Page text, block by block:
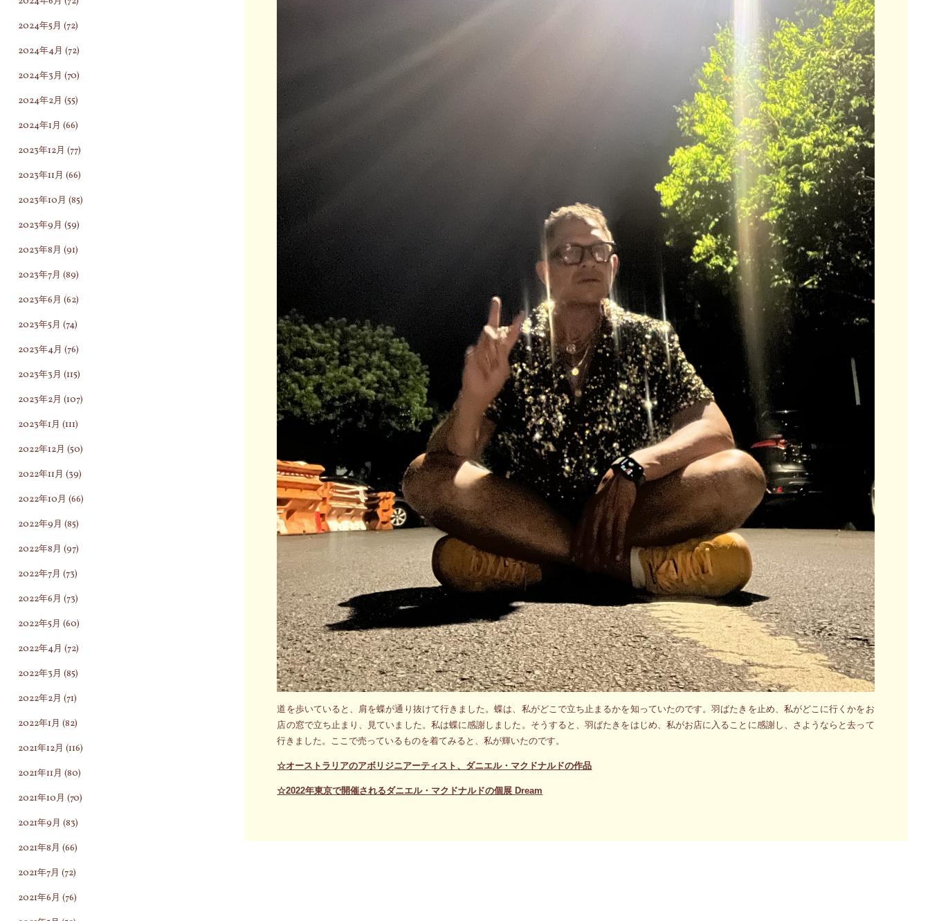
道を歩いていると、肩を蝶が通り抜けて行きました。蝶は、私がどこで立ち止まるかを知っていたのです。羽ばたきを止め、私がどこに行くかをお
店の窓で立ち止まり、見ていました。私は蝶に感謝しました。そうすると、羽ばたきをはじめ、私がお店に入ることに感謝し、さようならと去って
行きました。ここで売っているものを着てみると、私が輝いたのです。
☆オーストラリアのアボリジニアーティスト、ダニエル・マクドナルドの作品
☆2022年東京で開催されるダニエル・マクドナルドの個展 Dream
2024年5月 (72)
2024年4月 (72)
2024年3月 (70)
2024年2月 (55)
2024年1月 (66)
2023年12月 (77)
2023年11月 (66)
2023年10月 (85)
2023年9月 (59)
2023年8月 (91)
2023年7月 (89)
2023年6月 (62)
2023年5月 (74)
2023年4月 (76)
2023年3月 (115)
2023年2月 (107)
2023年1月 (111)
2022年12月 (50)
2022年11月 (39)
2022年10月 (66)
2022年9月 (85)
2022年8月 (97)
2022年7月 (73)
2022年6月 (73)
2022年5月 (60)
2022年4月 (72)
2022年3月 (85)
2022年2月 (71)
2022年1月 (82)
2021年12月 (116)
2021年11月 (80)
2021年10月 (70)
2021年9月 (83)
2021年8月 (66)
2021年7月 (72)
2021年6月 (76)